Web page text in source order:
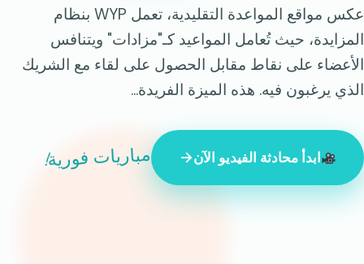
عكس مواقع المواعدة التقليدية، تعمل WYP بنظام
المزايدة، حيث تُعامل المواعيد كـ"مزادات" ويتنافس
الأعضاء على نقاط مقابل الحصول على لقاء مع الشريك
الذي يرغبون فيه. هذه الميزة الفريدة...
ابدأ محادثة الفيديو الآن مباريات فورية!